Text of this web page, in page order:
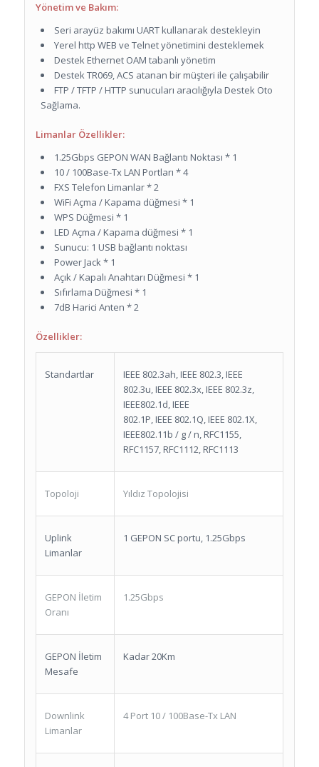
Yönetim ve Bakım:
Seri arayüz bakımı UART kullanarak destekleyin
Yerel http WEB ve Telnet yönetimini desteklemek
Destek Ethernet OAM tabanlı yönetim
Destek TR069, ACS atanan bir müşteri ile çalışabilir
FTP / TFTP / HTTP sunucuları aracılığıyla Destek Oto
Sağlama.
Limanlar Özellikler:
1.25Gbps GEPON WAN Bağlantı Noktası * 1
10 / 100Base-Tx LAN Portları * 4
FXS Telefon Limanlar * 2
WiFi Açma / Kapama düğmesi * 1
WPS Düğmesi * 1
LED Açma / Kapama düğmesi * 1
Sunucu: 1 USB bağlantı noktası
Power Jack * 1
Açık / Kapalı Anahtarı Düğmesi * 1
Sıfırlama Düğmesi * 1
7dB Harici Anten * 2
Özellikler:
Standartlar
IEEE 802.3ah, IEEE 802.3, IEEE
802.3u, IEEE 802.3x, IEEE 802.3z,
IEEE802.1d, IEEE
802.1P, IEEE 802.1Q, IEEE 802.1X,
IEEE802.11b / g / n, RFC1155,
RFC1157, RFC1112, RFC1113
Topoloji Yıldız Topolojisi
Uplink
Limanlar
1 GEPON SC portu, 1.25Gbps
GEPON İletim
Oranı
1.25Gbps
GEPON İletim
Mesafe
Kadar 20Km
Downlink
Limanlar
4 Port 10 / 100Base-Tx LAN